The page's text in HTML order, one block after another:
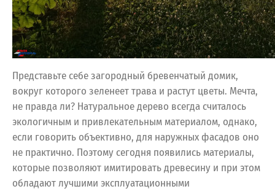
Представьте себе загородный бревенчатый домик,
вокруг которого зеленеет трава и растут цветы. Мечта,
не правда ли? Натуральное дерево всегда считалось
экологичным и привлекательным материалом, однако,
если говорить объективно, для наружных фасадов оно
не практично. Поэтому сегодня появились материалы,
которые позволяют имитировать древесину и при этом
обладают лучшими эксплуатационными